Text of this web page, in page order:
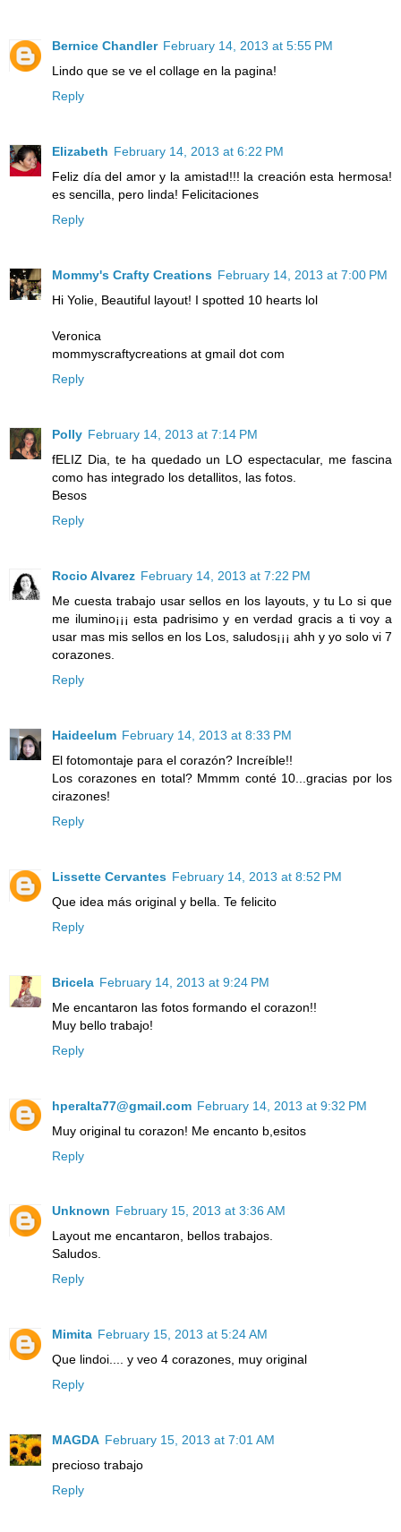
Bernice Chandler February 14, 2013 at 5:55 PM
Lindo que se ve el collage en la pagina!
Reply
Elizabeth February 14, 2013 at 6:22 PM
Feliz día del amor y la amistad!!! la creación esta hermosa!
es sencilla, pero linda! Felicitaciones
Reply
Mommy's Crafty Creations February 14, 2013 at 7:00 PM
Hi Yolie, Beautiful layout! I spotted 10 hearts lol
Veronica
mommyscraftycreations at gmail dot com
Reply
Polly February 14, 2013 at 7:14 PM
fELIZ Dia, te ha quedado un LO espectacular, me fascina
como has integrado los detallitos, las fotos.
Besos
Reply
Rocio Alvarez February 14, 2013 at 7:22 PM
Me cuesta trabajo usar sellos en los layouts, y tu Lo si que
me ilumino¡¡¡ esta padrisimo y en verdad gracis a ti voy a
usar mas mis sellos en los Los, saludos¡¡¡ ahh y yo solo vi 7
corazones.
Reply
Haideelum February 14, 2013 at 8:33 PM
El fotomontaje para el corazón? Increíble!!
Los corazones en total? Mmmm conté 10...gracias por los
cirazones!
Reply
Lissette Cervantes February 14, 2013 at 8:52 PM
Que idea más original y bella. Te felicito
Reply
Bricela February 14, 2013 at 9:24 PM
Me encantaron las fotos formando el corazon!!
Muy bello trabajo!
Reply
hperalta77@gmail.com February 14, 2013 at 9:32 PM
Muy original tu corazon! Me encanto b,esitos
Reply
Unknown February 15, 2013 at 3:36 AM
Layout me encantaron, bellos trabajos.
Saludos.
Reply
Mimita February 15, 2013 at 5:24 AM
Que lindoi.... y veo 4 corazones, muy original
Reply
MAGDA February 15, 2013 at 7:01 AM
precioso trabajo
Reply